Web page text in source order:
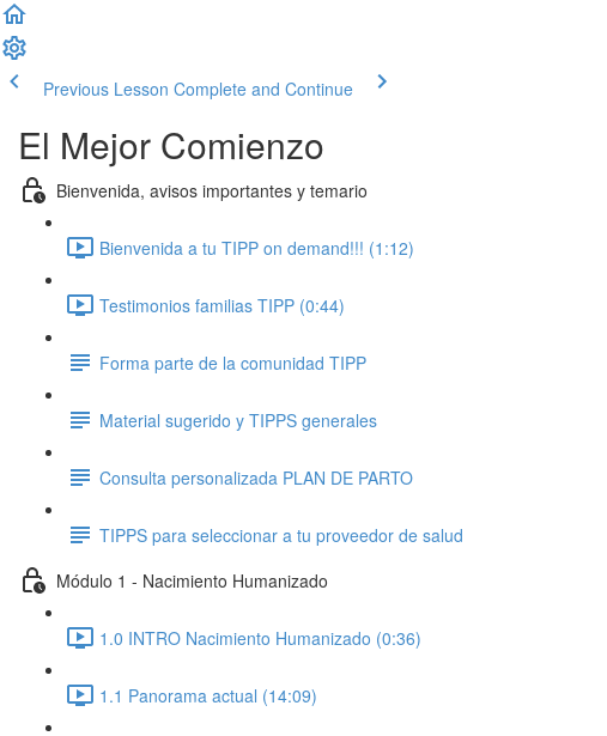
Previous Lesson Complete and Continue
El Mejor Comienzo
Bienvenida, avisos importantes y temario
Bienvenida a tu TIPP on demand!!! (1:12)
Testimonios familias TIPP (0:44)
Forma parte de la comunidad TIPP
Material sugerido y TIPPS generales
Consulta personalizada PLAN DE PARTO
TIPPS para seleccionar a tu proveedor de salud
Módulo 1 - Nacimiento Humanizado
1.0 INTRO Nacimiento Humanizado (0:36)
1.1 Panorama actual (14:09)